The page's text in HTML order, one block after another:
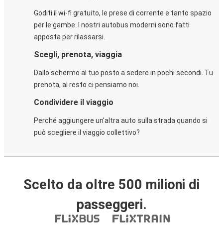
Goditi il wi-fi gratuito, le prese di corrente e tanto spazio
per le gambe. I nostri autobus moderni sono fatti
apposta per rilassarsi.
Scegli, prenota, viaggia
Dallo schermo al tuo posto a sedere in pochi secondi. Tu
prenota, al resto ci pensiamo noi.
Condividere il viaggio
Perché aggiungere un'altra auto sulla strada quando si
può scegliere il viaggio collettivo?
Scelto da oltre 500 milioni di
passeggeri.